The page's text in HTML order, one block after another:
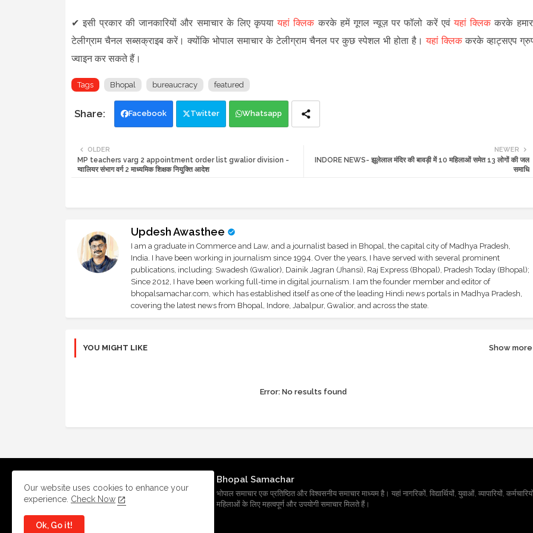
✔ इसी प्रकार की जानकारियों और समाचार के लिए कृपयायहां क्लिक करके हमें गूगल न्यूज़ पर फॉलो करें एवंयहां क्लिक करके
टेलीग्राम चैनल सब्सक्राइब करें। क्योंकि भोपाल समाचार के टेलीग्राम चैनल पर कुछ स्पेशल भी होता है।यहां क्लिककरके व्हाट्सएप
ज्वाइन कर सकते हैं।
Tags Bhopal bureaucracy featured
Facebook Twitter Whatsapp
NEWER
INDORE NEWS- झूलेलाल मंदिर की बावड़ी में 10 महिलाओं समेत 13 लोगों की जल
समाधि
OLDER
MP teachers varg 2 appointment order list gwalior division -
ग्वालियर संभाग वर्ग 2 माध्यमिक शिक्षक नियुक्ति आदेश
Updesh Awasthee
I am a graduate in Commerce and Law, and a journalist based in Bhopal, the capital city of Madhya Pradesh,
India. I have been working in journalism since 1994. Over the years, I have served with several prominent
publications, including: Swadesh (Gwalior), Dainik Jagran (Jhansi), Raj Express (Bhopal), Pradesh Today (Bhopal);
Since 2012, I have been working full-time in digital journalism. I am the founder member and editor of
bhopalsamachar.com, which has established itself as one of the leading Hindi news portals in Madhya Pradesh,
covering the latest news from Bhopal, Indore, Jabalpur, Gwalior, and across the state.
YOU MIGHT LIKE Show more
Error:No results found
Bhopal Samachar
भोपाल समाचार एक प्रतिष्ठित और विश्वसनीय समाचार माध्यम है। यहां नागरिकों, विद्यार्थियों, युवाओं, व्यापारियों,
महिलाओं के लिए महत्वपूर्ण और उपयोगी समाचार मिलते हैं।
Our website uses cookies to enhance your
experience. Check Now
Ok, Go it!